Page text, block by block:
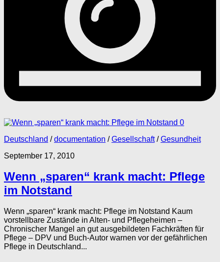
0
Deutschland /documentation /Gesellschaft/Gesundheit
September 17, 2010
Wenn „sparen“ krank macht: Pflege
im Notstand
Wenn „sparen“ krank macht: Pflege im Notstand Kaum
vorstellbare Zustände in Alten- und Pflegeheimen –
Chronischer Mangel an gut ausgebildeten Fachkräften für
Pflege – DPV und Buch-Autor warnen vor der gefährlichen
Pflege in Deutschland...